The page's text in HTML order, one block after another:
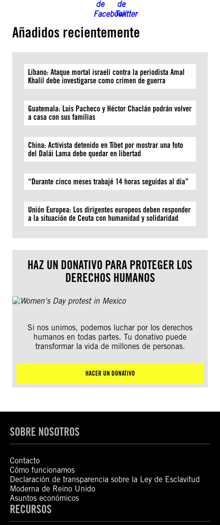
Añadidos recientemente
Líbano: Ataque mortal israelí contra la periodista Amal
Khalil debe investigarse como crimen de guerra
Guatemala: Luis Pacheco y Héctor Chaclán podrán volver
a casa con sus familias
China: Activista detenido en Tíbet por mostrar una foto
del Dalái Lama debe quedar en libertad
“Durante cinco meses trabajé 14 horas seguidas al día”
Unión Europea: Los dirigentes europeos deben responder
a la situación de Ceuta con humanidad y solidaridad
HAZ UN DONATIVO PARA PROTEGER LOS
DERECHOS HUMANOS
Si nos unimos, podemos luchar por los derechos
humanos en todas partes. Tu donativo puede
transformar la vida de millones de personas.
HACER UN DONATIVO
SOBRE NOSOTROS
Contacto
Cómo funcionamos
Declaración de transparencia sobre la Ley de Esclavitud
Moderna de Reino Unido
Asuntos económicos
RECURSOS